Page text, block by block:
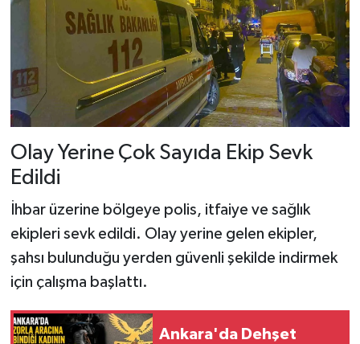
Olay Yerine Çok Sayıda Ekip Sevk
Edildi
İhbar üzerine bölgeye polis, itfaiye ve sağlık
ekipleri sevk edildi. Olay yerine gelen ekipler,
şahsı bulunduğu yerden güvenli şekilde indirmek
için çalışma başlattı.
Ankara'da Dehşet